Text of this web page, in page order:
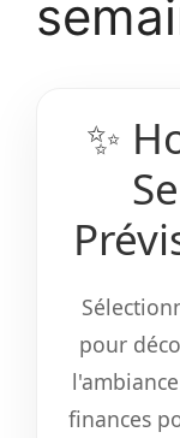
✨
pour
finances